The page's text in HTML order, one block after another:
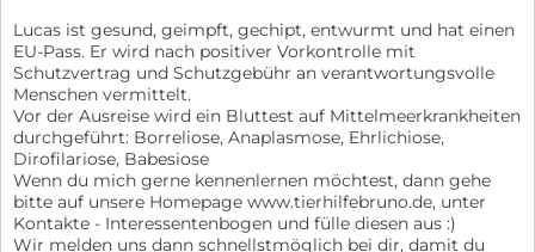
Lucas ist gesund, geimpft, gechipt, entwurmt und hat einen
EU-Pass. Er wird nach positiver Vorkontrolle mit
Schutzvertrag und Schutzgebühr an verantwortungsvolle
Menschen vermittelt.
Vor der Ausreise wird ein Bluttest auf Mittelmeerkrankheiten
durchgeführt: Borreliose, Anaplasmose, Ehrlichiose,
Dirofilariose, Babesiose
Wenn du mich gerne kennenlernen möchtest, dann gehe
bitte auf unsere Homepage www.tierhilfebruno.de, unter
Kontakte - Interessentenbogen und fülle diesen aus :)
Wir melden uns dann schnellstmöglich bei dir, damit du